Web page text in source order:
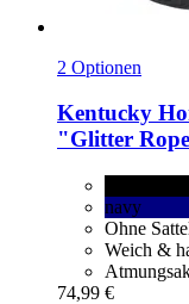
2 Optionen
Kentucky
"Glitter
navy
Ohne
Weich &
74,99 €